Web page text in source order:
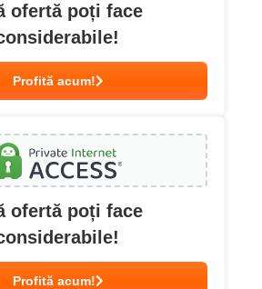
ofertă poți face
Profită acum!
ofertă poți face
Profită acum!